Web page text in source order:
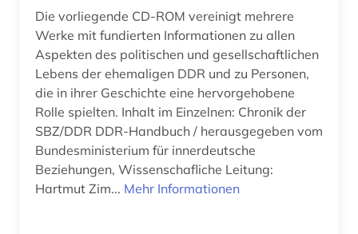
Die vorliegende CD-ROM vereinigt mehrere
Werke mit fundierten Informationen zu allen
Aspekten des politischen und gesellschaftlichen
Lebens der ehemaligen DDR und zu Personen,
die in ihrer Geschichte eine hervorgehobene
Rolle spielten. Inhalt im Einzelnen: Chronik der
SBZ/DDR DDR-Handbuch / herausgegeben vom
Bundesministerium für innerdeutsche
Beziehungen, Wissenschafliche Leitung:
Hartmut Zim... Mehr Informationen